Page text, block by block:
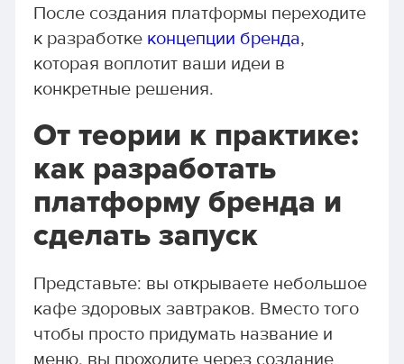
После создания платформы переходите
к разработке концепции бренда,
которая воплотит ваши идеи в
конкретные решения.
От теории к практике:
как разработать
платформу бренда и
сделать запуск
Представьте: вы открываете небольшое
кафе здоровых завтраков. Вместо того
чтобы просто придумать название и
меню, вы проходите через создание